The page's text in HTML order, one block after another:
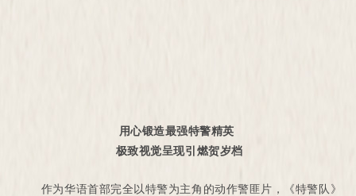
用心锻造最强特警精英
极致视觉呈现引燃贺岁档
作为华语首部完全以特警为主角的动作警匪片，《特警队》